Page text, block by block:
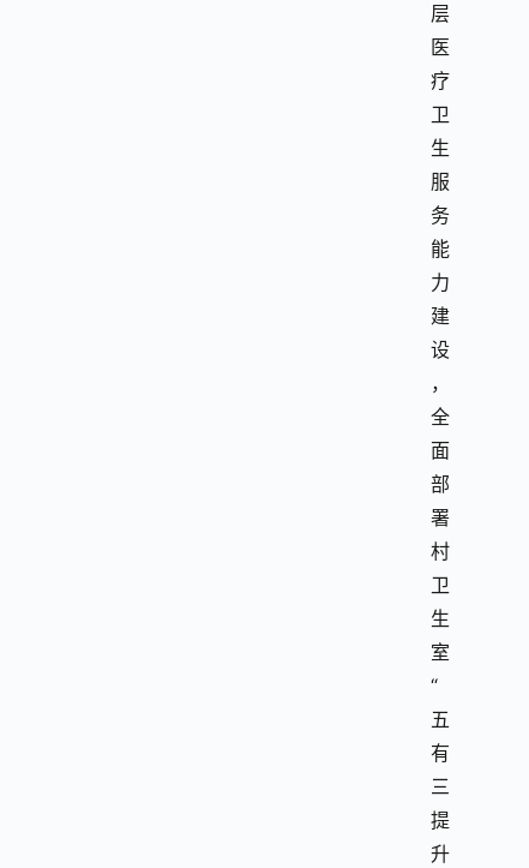
层
医
疗
卫
生
服
务
能
力
建
设
，
全
面
部
署
村
卫
生
室
“
五
有
三
提
升